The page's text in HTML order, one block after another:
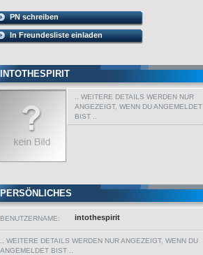
PN schreiben
In Freundesliste einladen
INTOTHESPIRIT
.. WEITERE DETAILS WERDEN NUR
ANGEZEIGT, WENN DU ANGEMELDET
BIST ..
PERSÖNLICHES
BENUTZERNAME: intothespirit
.. WEITERE DETAILS WERDEN NUR ANGEZEIGT, WENN DU
ANGEMELDET BIST ..